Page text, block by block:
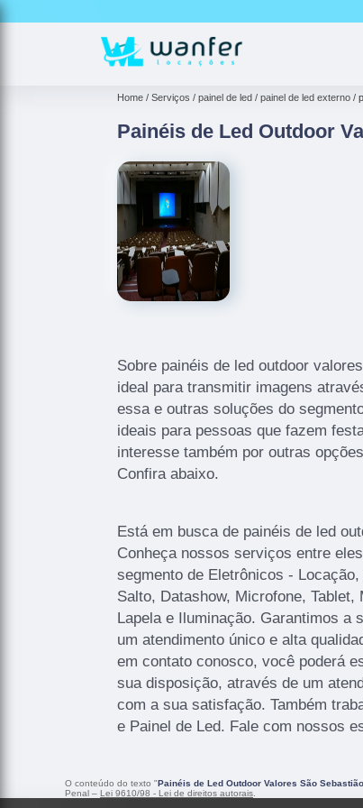
Home Serviços painel de led painel de led externo
Painéis de Led Outdoor
Sobre painéis de led outdoor
ideal para transmitir imagens
essa e outras soluções do
ideais para pessoas que fazem
interesse também por outras
Confira abaixo.
Está em busca de painéis de led
Conheça nossos serviços entre
segmento de Eletrônicos -
Salto, Datashow, Microfone,
Lapela e Iluminação. Garantimos a
um atendimento único e alta
em contato conosco, você poderá
sua disposição, através de um
com a sua satisfação. Também
e Painel de Led. Fale com nossos
O conteúdo do texto "Painéis de Led Outdoor Valores São Sebastião
Penal – Lei 9610/98 - Lei de direitos autorais